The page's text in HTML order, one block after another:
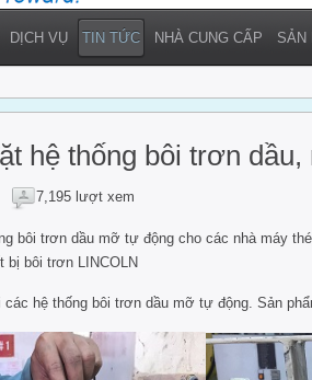
hệ thống bôi trơn
7,195 lượt xem
bôi trơn dầu mỡ tự động cho các nhà máy
bị bôi trơn LINCOLN
hệ thống bôi trơn dầu mỡ tự động. Sản
DỊCH VỤ TIN TỨC NHÀ CUNG CẤP SẢN